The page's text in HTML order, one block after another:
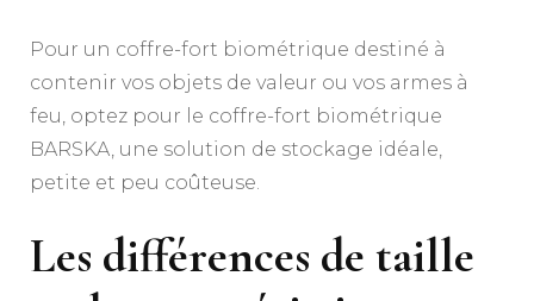
Pour un coffre-fort biométrique destiné à
contenir vos objets de valeur ou vos armes à
feu, optez pour le coffre-fort biométrique
BARSKA, une solution de stockage idéale,
petite et peu coûteuse.
Les différences de taille